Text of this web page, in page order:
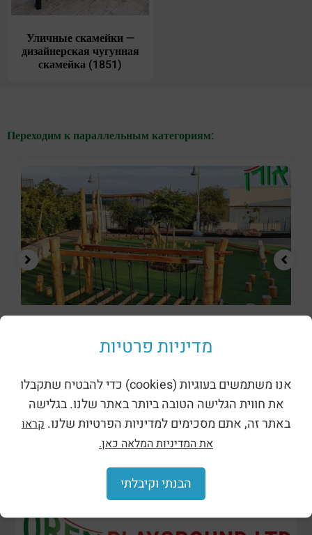
Уличные скамейки —
дизайнерская чугунная
скамейка (1851)
Переходим к параллельным категориям:
מדיניות פרטיות
אנו משתמשים בעוגיות (cookies) כדי להבטיח שתקבלו
את חווית הגלישה הטובה ביותר באתר שלנו. בגלישה
באתר זה, אתם מסכימים למדיניות הפרטיות שלנו. קראו
את המדיניות המלאה כאן.
הבנתי וקיבלתי